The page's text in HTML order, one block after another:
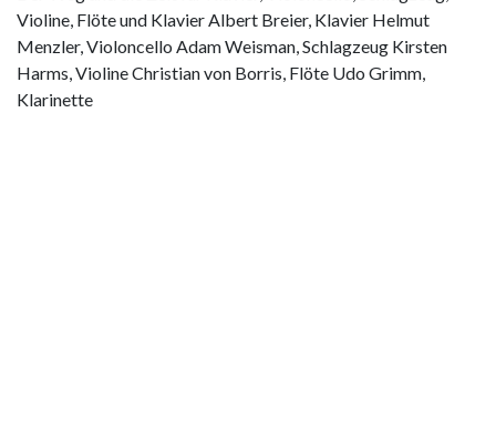
Violine, Flöte und Klavier Albert Breier, Klavier Helmut
Menzler, Violoncello Adam Weisman, Schlagzeug Kirsten
Harms, Violine Christian von Borris, Flöte Udo Grimm,
Klarinette